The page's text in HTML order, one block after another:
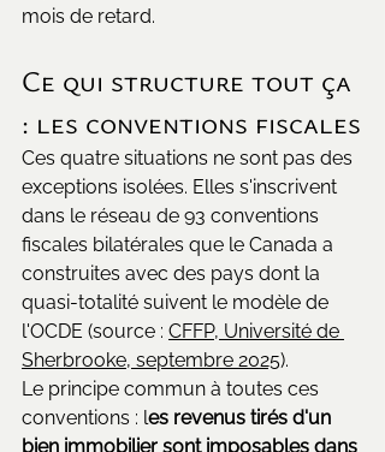
mois de retard.
Ce qui structure tout ça
: les conventions fiscales
Ces quatre situations ne sont pas des
exceptions isolées. Elles s'inscrivent
dans le réseau de 93 conventions
fiscales bilatérales que le Canada a
construites avec des pays dont la
quasi-totalité suivent le modèle de
l'OCDE (source : CFFP, Université de
Sherbrooke, septembre 2025).
Le principe commun à toutes ces
conventions : les revenus tirés d'un
bien immobilier sont imposables dans